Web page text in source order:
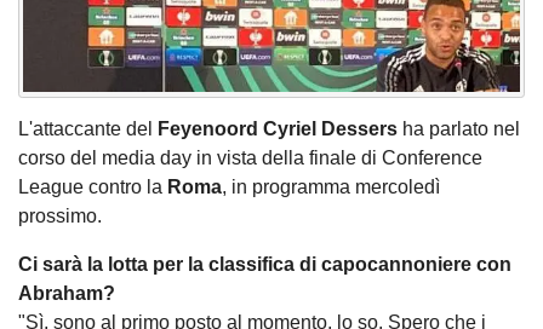
L'attaccante del Feyenoord Cyriel Dessers ha parlato nel
corso del media day in vista della finale di Conference
League contro la Roma, in programma mercoledì
prossimo.
Ci sarà la lotta per la classifica di capocannoniere con
Abraham?
"Sì, sono al primo posto al momento, lo so. Spero che i